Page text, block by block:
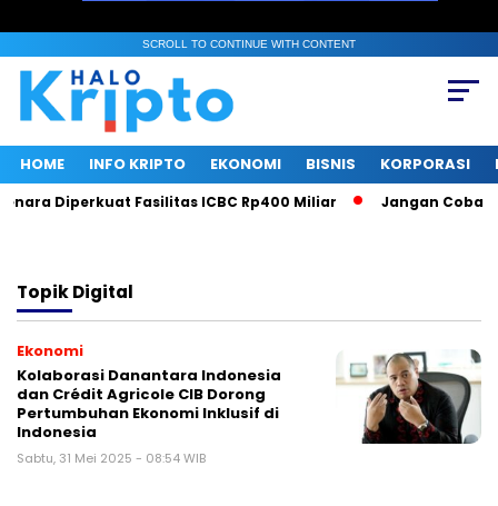
SCROLL TO CONTINUE WITH CONTENT
HOME INFO KRIPTO EKONOMI BISNIS KORPORASI
Diperkuat Fasilitas ICBC Rp400 Miliar Jangan Coba
TopikDigital
Ekonomi
Kolaborasi Danantara Indonesia
dan Crédit Agricole CIB Dorong
Pertumbuhan Ekonomi Inklusif di
Indonesia
Sabtu, 31 Mei 2025 - 08:54 WIB